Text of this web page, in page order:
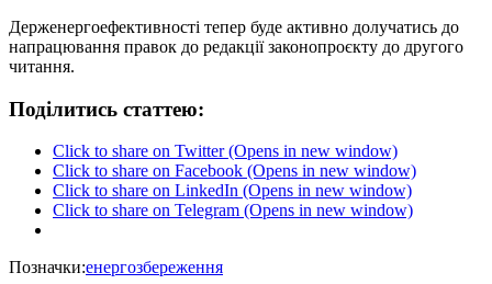
Держенергоефективності тепер буде активно долучатись до
напрацювання правок до редакції законопроєкту до другого
читання.
Поділитись статтею:
Click to share on Twitter (Opens in new window)
Click to share on Facebook (Opens in new window)
Click to share on LinkedIn (Opens in new window)
Click to share on Telegram (Opens in new window)
Позначки:енергозбереження